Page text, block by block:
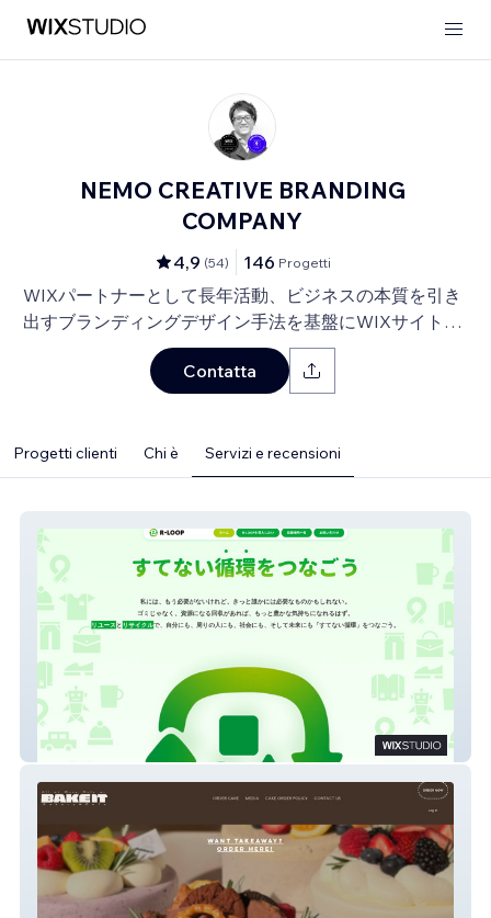
NEMO CREATIVE BRANDING
COMPANY
4,9 (54) 146 Progetti
WIXパートナーとして長年活動、ビジネスの本質を引き
出すブランディングデザイン手法を基盤にWIXサイト・
SEO対策のお手伝いをしております！
Contatta
Progetti clienti Chi è Servizi e recensioni
R-LOOP